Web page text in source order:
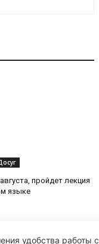
пройдет лекция
языке
удобства работы с